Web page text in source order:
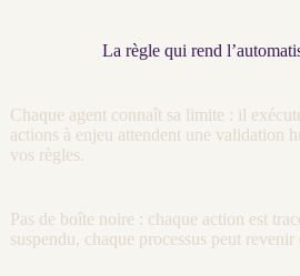
La règle qui rend
Chaque agent connaît sa limite : il
actions à enjeu attendent une validation
vos règles.
Pas de boîte noire : chaque action est
suspendu, chaque processus peut revenir